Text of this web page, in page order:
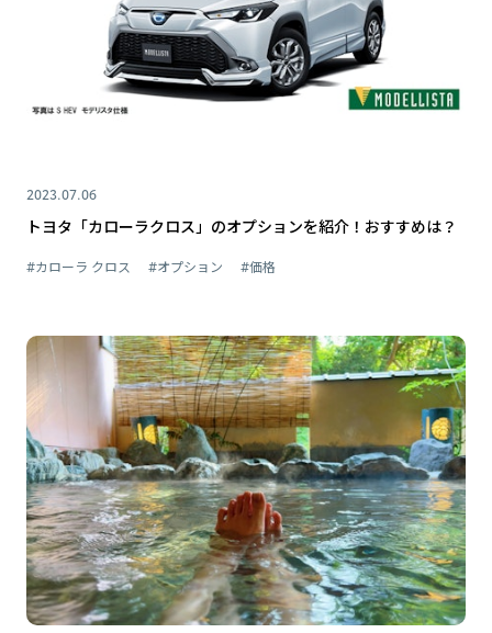
2023.07.06
トヨタ「カローラクロス」のオプションを紹介！おすすめは？
#カローラ クロス #オプション #価格